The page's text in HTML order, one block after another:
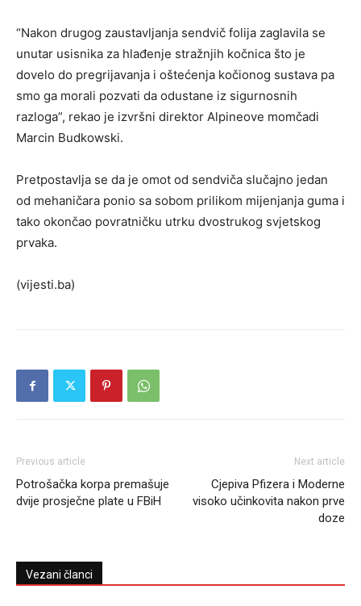
“Nakon drugog zaustavljanja sendvič folija zaglavila se
unutar usisnika za hlađenje stražnjih kočnica što je
dovelo do pregrijavanja i oštećenja kočionog sustava pa
smo ga morali pozvati da odustane iz sigurnosnih
razloga”, rekao je izvršni direktor Alpineove momčadi
Marcin Budkowski.
Pretpostavlja se da je omot od sendviča slučajno jedan
od mehaničara ponio sa sobom prilikom mijenjanja guma i
tako okončao povratničku utrku dvostrukog svjetskog
prvaka.
(vijesti.ba)
Previous article
Potrošačka korpa premašuje
dvije prosječne plate u FBiH
Next article
Cjepiva Pfizera i Moderne
visoko učinkovita nakon prve
doze
Vezani članci